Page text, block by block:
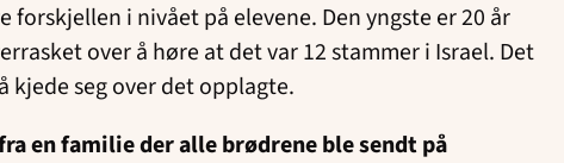
i nivået på elevene. Den yngste er 20 år
over å høre at det var 12 stammer i Israel. Det
kjede seg over det opplagte.
en familie der alle brødrene ble sendt på